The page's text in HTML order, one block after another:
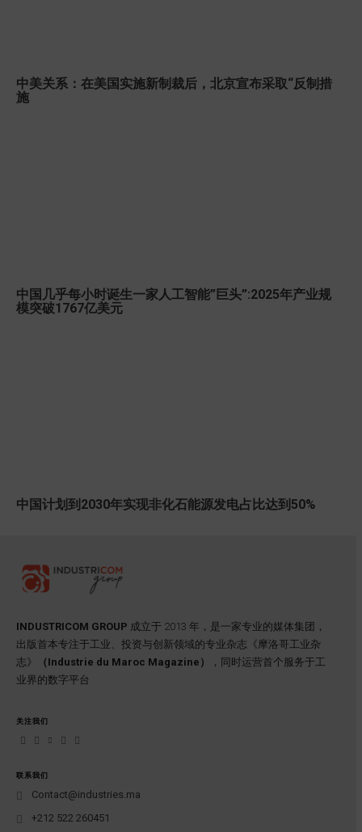
中美关系：在美国实施新制裁后，北京宣布采取“反制措
施
中国几乎每小时诞生一家人工智能”巨头”:2025年产业规
模突破1767亿美元
中国计划到2030年实现非化石能源发电占比达到50%
INDUSTRICOM GROUP 成立于 2013 年，是一家专业的媒体集团，
出版首本专注于工业、投资与创新领域的专业杂志《摩洛哥工业杂
志》
（Industrie du Maroc Magazine）
，同时运营首个服务于工
业界的数字平台
关注我们
联系我们
Contact@industries.ma
+212 522 260451